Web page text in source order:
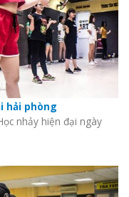
hải phòng
nhảy hiện đại ngày